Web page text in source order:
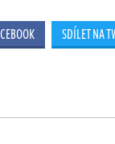
SDÍLET NA